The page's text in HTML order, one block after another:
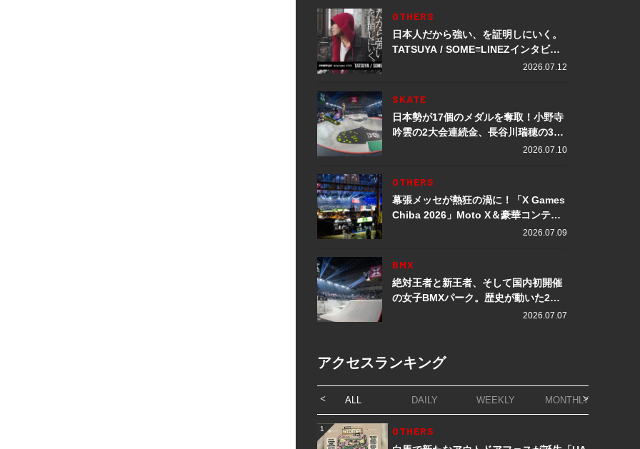
OTHERS
日本人だから強い、を証明しにいく。
TATSUYA / SOME≡LINEZインタビュ
2026.07.12
SKATE
日本勢が17個のメダルを奪取！小野寺
吟雲の2大会連続金、長谷川瑞穂の3メ
ダル獲得など数々の快挙をプレイバッ
2026.07.10
OTHERS
幕張メッセが熱狂の渦に！「X Games
Chiba 2026」Moto X＆豪華コンテン
2026.07.09
BMX
絶対王者と新王者、そして国内初開催
の女子BMXパーク。歴史が動いた2日
2026.07.07
アクセスランキング
ALL DAILY WEEKLY MONTHLY
1 OTHERS